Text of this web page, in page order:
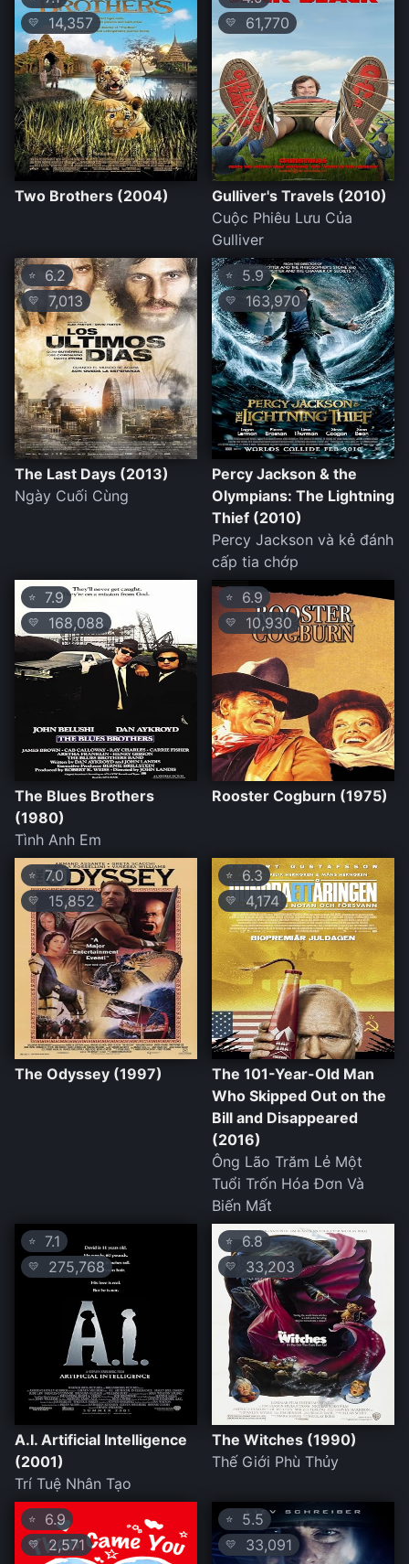
💛 14,357
Two Brothers (2004)
💛 61,770
Gulliver's Travels (2010)
Cuộc Phiêu Lưu Của
Gulliver
⭐ 6.2
💛 7,013
The Last Days (2013)
Ngày Cuối Cùng
⭐ 5.9
💛 163,970
Percy Jackson & the
Olympians: The Lightning
Thief (2010)
Percy Jackson và kẻ đánh
cấp tia chớp
⭐ 7.9
💛 168,088
The Blues Brothers
(1980)
Tình Anh Em
⭐ 6.9
💛 10,930
Rooster Cogburn (1975)
⭐ 7.0
💛 15,852
The Odyssey (1997)
⭐ 6.3
💛 4,174
The 101-Year-Old Man
Who Skipped Out on the
Bill and Disappeared
(2016)
Ông Lão Trăm Lẻ Một
Tuổi Trốn Hóa Đơn Và
Biến Mất
⭐ 7.1
💛 275,768
A.I. Artificial Intelligence
(2001)
Trí Tuệ Nhân Tạo
⭐ 6.8
💛 33,203
The Witches (1990)
Thế Giới Phù Thủy
⭐ 6.9
💛2,571
⭐ 5.5
💛 33,091